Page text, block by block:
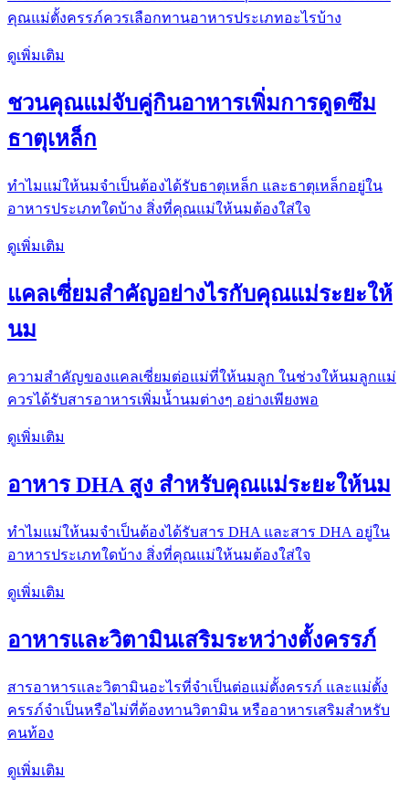
คุณแม่ตั้งครรภ์ควรเลือกทานอาหารประเภทอะไรบ้าง
ดูเพิ่มเติม
ชวนคุณแม่จับคู่กินอาหารเพิ่มการดูดซึม
ธาตุเหล็ก
ทำไมแม่ให้นมจำเป็นต้องได้รับธาตุเหล็ก และธาตุเหล็กอยู่ใน
อาหารประเภทใดบ้าง สิ่งที่คุณแม่ให้นมต้องใส่ใจ
ดูเพิ่มเติม
แคลเซี่ยมสำคัญอย่างไรกับคุณแม่ระยะให้
นม
ความสำคัญของแคลเซี่ยมต่อแม่ที่ให้นมลูก ในช่วงให้นมลูกแม่
ควรได้รับสารอาหารเพิ่มน้ำนมต่างๆ อย่างเพียงพอ
ดูเพิ่มเติม
อาหาร DHA สูง สำหรับคุณแม่ระยะให้นม
ทำไมแม่ให้นมจำเป็นต้องได้รับสาร DHA และสาร DHA อยู่ใน
อาหารประเภทใดบ้าง สิ่งที่คุณแม่ให้นมต้องใส่ใจ
ดูเพิ่มเติม
อาหารและวิตามินเสริมระหว่างตั้งครรภ์
สารอาหารและวิตามินอะไรที่จำเป็นต่อแม่ตั้งครรภ์ และแม่ตั้ง
ครรภ์จำเป็นหรือไม่ที่ต้องทานวิตามิน หรืออาหารเสริมสำหรับ
คนท้อง
ดูเพิ่มเติม